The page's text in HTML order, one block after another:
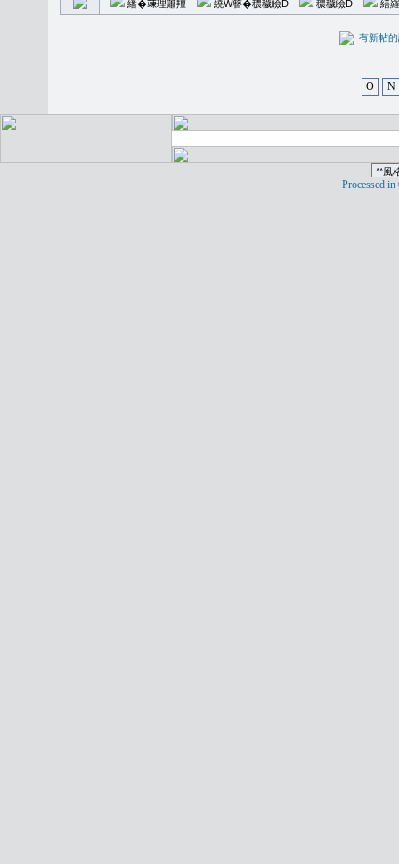
繙�𥪕理簫羶 繞W簪�穠穢瞼D 穠穢瞼D 繕
有新
O N
Processed